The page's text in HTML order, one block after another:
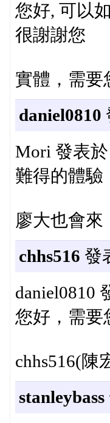
您好, 可以
很謝謝您
實體，需要
daniel0810
Mori 發表於
難得的體驗
廖大也會來
chhs516 發
daniel0810
您好，需要
chhs516(陳
stanleybass